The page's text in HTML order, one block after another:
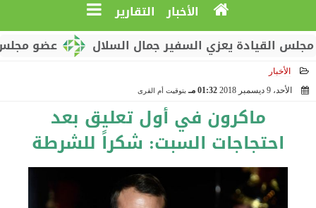
الأخبار التقارير
عضو مجلس
يعزي السفير جمال السلال
الأخبار
الأحد، 9 ديسمبر 2018
01:32 مـ بتوقيت أم القرى
ماكرون في أول تعليق بعد
احتجاجات السبت: شكراً للشرطة